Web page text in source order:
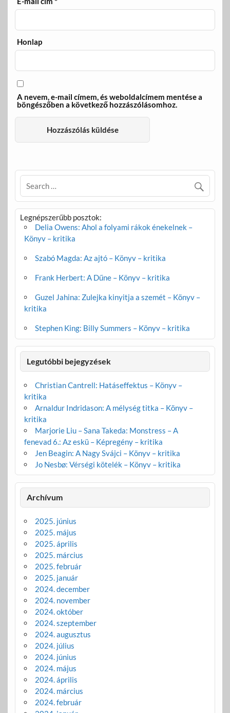
Honlap
A nevem, e-mail címem, és weboldalcímem mentése a
böngészőben a következő hozzászólásomhoz.
Legnépszerűbb posztok:
Delia Owens: Ahol a folyami rákok énekelnek –
Könyv – kritika
Szabó Magda: Az ajtó – Könyv – kritika
Frank Herbert: A Dűne – Könyv – kritika
Guzel Jahina: Zulejka kinyitja a szemét – Könyv –
kritika
Stephen King: Billy Summers – Könyv – kritika
Legutóbbi bejegyzések
Christian Cantrell: Hatáseffektus – Könyv –
kritika
Arnaldur Indridason: A mélység titka – Könyv –
kritika
Marjorie Liu – Sana Takeda: Monstress – A
fenevad 6.: Az eskü – Képregény – kritika
Jen Beagin: A Nagy Svájci – Könyv – kritika
Jo Nesbø: Vérségi kötelék – Könyv – kritika
Archívum
2025. június
2025. május
2025. április
2025. március
2025. február
2025. január
2024. december
2024. november
2024. október
2024. szeptember
2024. augusztus
2024. július
2024. június
2024. május
2024. április
2024. március
2024. február